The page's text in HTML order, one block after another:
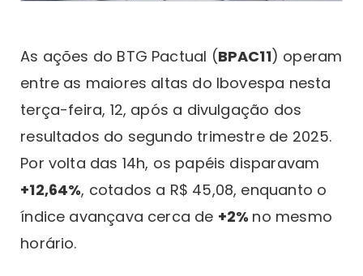
As ações do BTG Pactual (BPAC11) operam
entre as maiores altas do Ibovespa nesta
terça-feira, 12, após a divulgação dos
resultados do segundo trimestre de 2025.
Por volta das 14h, os papéis disparavam
+12,64%, cotados a R$ 45,08, enquanto o
índice avançava cerca de +2% no mesmo
horário.